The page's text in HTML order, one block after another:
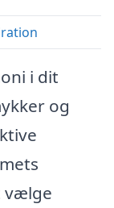
i dit
og
vælge